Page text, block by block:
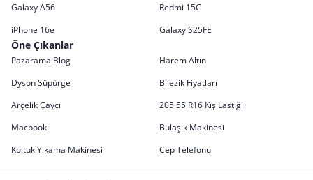
Galaxy A56
Redmi 15C
iPhone 16e
Galaxy S25FE
Öne Çıkanlar
Pazarama Blog
Harem Altın
Dyson Süpürge
Bilezik Fiyatları
Arçelik Çaycı
205 55 R16 Kış Lastiği
Macbook
Bulaşık Makinesi
Koltuk Yıkama Makinesi
Cep Telefonu